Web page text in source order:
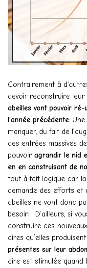
Contrairement à
devoir reconstruire leur
abeilles vont pouvoir
l’année précédente.
manquer, du fait de
des entrées massives
pouvoir agrandir le nid
en en construisant de
tout à fait logique car
demande des efforts et
abeilles ne vont donc
besoin ! D'ailleurs, si
construire ces
cires qu’elles
présentes sur leur
cire est stimulée